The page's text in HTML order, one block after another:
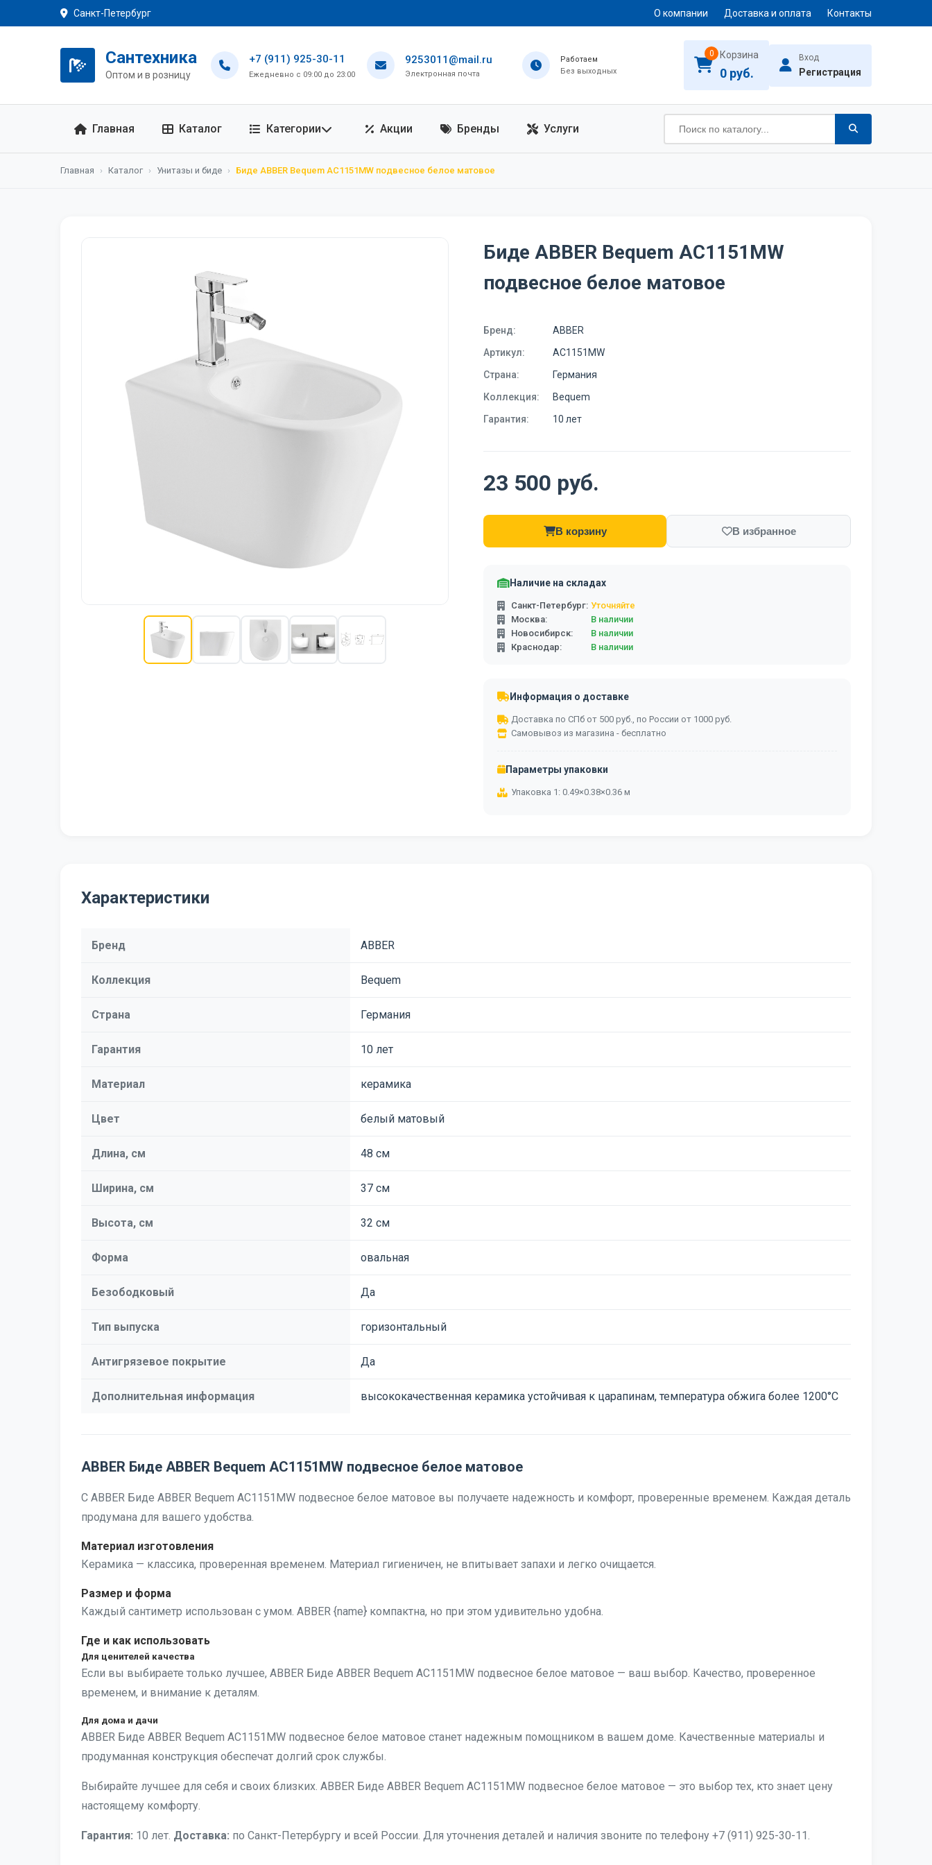
Санкт-Петербург О компании Доставка и оплата Контакты
Сантехника
Оптом и в розницу
+7 (911) 925-30-11
Ежедневно с 09:00 до 23:00
9253011@mail.ru
Электронная почта
Работаем
Без выходных
0 Корзина
0 руб.
Вход
Регистрация
Главная Каталог Категории Акции Бренды Услуги
Главная › Каталог › Унитазы и биде › Биде ABBER Bequem AC1151MW подвесное белое матовое
Биде ABBER Bequem AC1151MW
подвесное белое матовое
Бренд:
ABBER
Артикул:
AC1151MW
Страна:
Германия
Коллекция:
Bequem
Гарантия:
10 лет
23 500 руб.
В корзину В избранное
Наличие на складах
Санкт-Петербург: Уточняйте
Москва:
В наличии
Новосибирск:
В наличии
Краснодар:
В наличии
Информация о доставке
Доставка по СПб от 500 руб., по России от 1000 руб.
Самовывоз из магазина - бесплатно
Параметры упаковки
Упаковка 1: 0.49×0.38×0.36 м
Характеристики
Бренд ABBER
Коллекция Bequem
Страна Германия
Гарантия 10 лет
Материал керамика
Цвет белый матовый
Длина, см 48 см
Ширина, см 37 см
Высота, см 32 см
Форма овальная
Безободковый Да
Тип выпуска горизонтальный
Антигрязевое покрытие Да
Дополнительная информация высококачественная керамика устойчивая к царапинам, температура обжига более 1200°C
ABBER Биде ABBER Bequem AC1151MW подвесное белое матовое
С ABBER Биде ABBER Bequem AC1151MW подвесное белое матовое вы получаете надежность и комфорт, проверенные временем. Каждая деталь
продумана для вашего удобства.
Материал изготовления
Керамика — классика, проверенная временем. Материал гигиеничен, не впитывает запахи и легко очищается.
Размер и форма
Каждый сантиметр использован с умом. ABBER {name} компактна, но при этом удивительно удобна.
Где и как использовать
Для ценителей качества
Если вы выбираете только лучшее, ABBER Биде ABBER Bequem AC1151MW подвесное белое матовое — ваш выбор. Качество, проверенное
временем, и внимание к деталям.
Для дома и дачи
ABBER Биде ABBER Bequem AC1151MW подвесное белое матовое станет надежным помощником в вашем доме. Качественные материалы и
продуманная конструкция обеспечат долгий срок службы.
Выбирайте лучшее для себя и своих близких. ABBER Биде ABBER Bequem AC1151MW подвесное белое матовое — это выбор тех, кто знает цену
настоящему комфорту.
Гарантия: 10 лет. Доставка: по Санкт-Петербургу и всей России. Для уточнения деталей и наличия звоните по телефону +7 (911) 925-30-11.